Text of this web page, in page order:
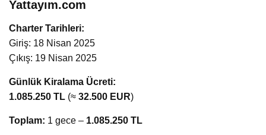
Yattayım.com
Charter Tarihleri:
Giriş: 18 Nisan 2025
Çıkış: 19 Nisan 2025
Günlük Kiralama Ücreti:
1.085.250 TL (≈ 32.500 EUR)
Toplam: 1 gece – 1.085.250 TL